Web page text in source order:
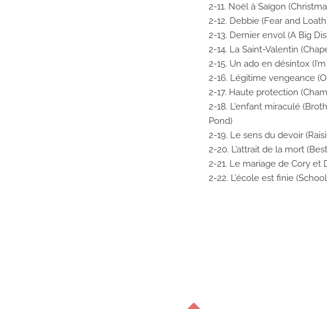
2-11. Noël à Saïgon
2-12. Debbie (Fear and
2-13. Dernier envol (A Big
2-14. La Saint-Valentin
2-15. Un ado en désintox
2-16. Légitime vengeance
2-17. Haute protection
2-18. L’enfant miraculé
Pond)
2-19. Le sens du devoir
2-20. L’attrait de la mort
2-21. Le mariage de Cory et
2-22. L’école est finie